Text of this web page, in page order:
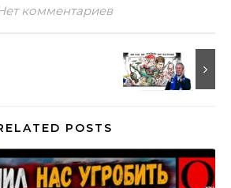
комментариев
POSTS